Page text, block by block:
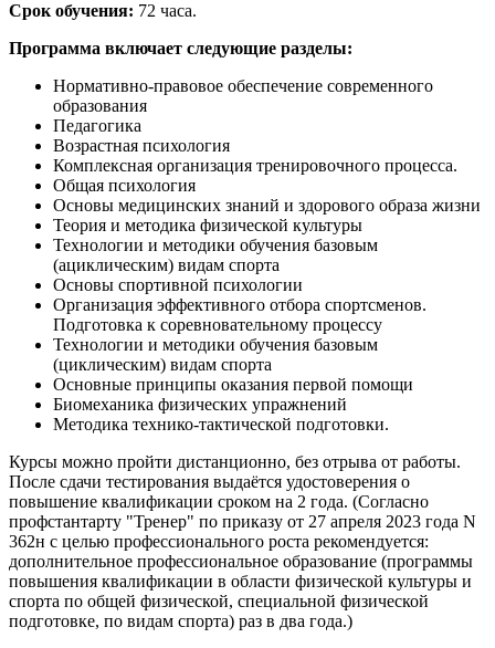
Срок обучения: 72 часа.
Программа включает следующие разделы:
Нормативно-правовое обеспечение современного
образования
Педагогика
Возрастная психология
Комплексная организация тренировочного процесса.
Общая психология
Основы медицинских знаний и здорового образа жизни
Теория и методика физической культуры
Технологии и методики обучения базовым
(ациклическим) видам спорта
Основы спортивной психологии
Организация эффективного отбора спортсменов.
Подготовка к соревновательному процессу
Технологии и методики обучения базовым
(циклическим) видам спорта
Основные принципы оказания первой помощи
Биомеханика физических упражнений
Методика технико-тактической подготовки.
Курсы можно пройти дистанционно, без отрыва от работы.
После сдачи тестирования выдаётся удостоверения о
повышение квалификации сроком на 2 года. (Согласно
профстантарту "Тренер" по приказу от 27 апреля 2023 года N
362н с целью профессионального роста рекомендуется:
дополнительное профессиональное образование (программы
повышения квалификации в области физической культуры и
спорта по общей физической, специальной физической
подготовке, по видам спорта) раз в два года.)